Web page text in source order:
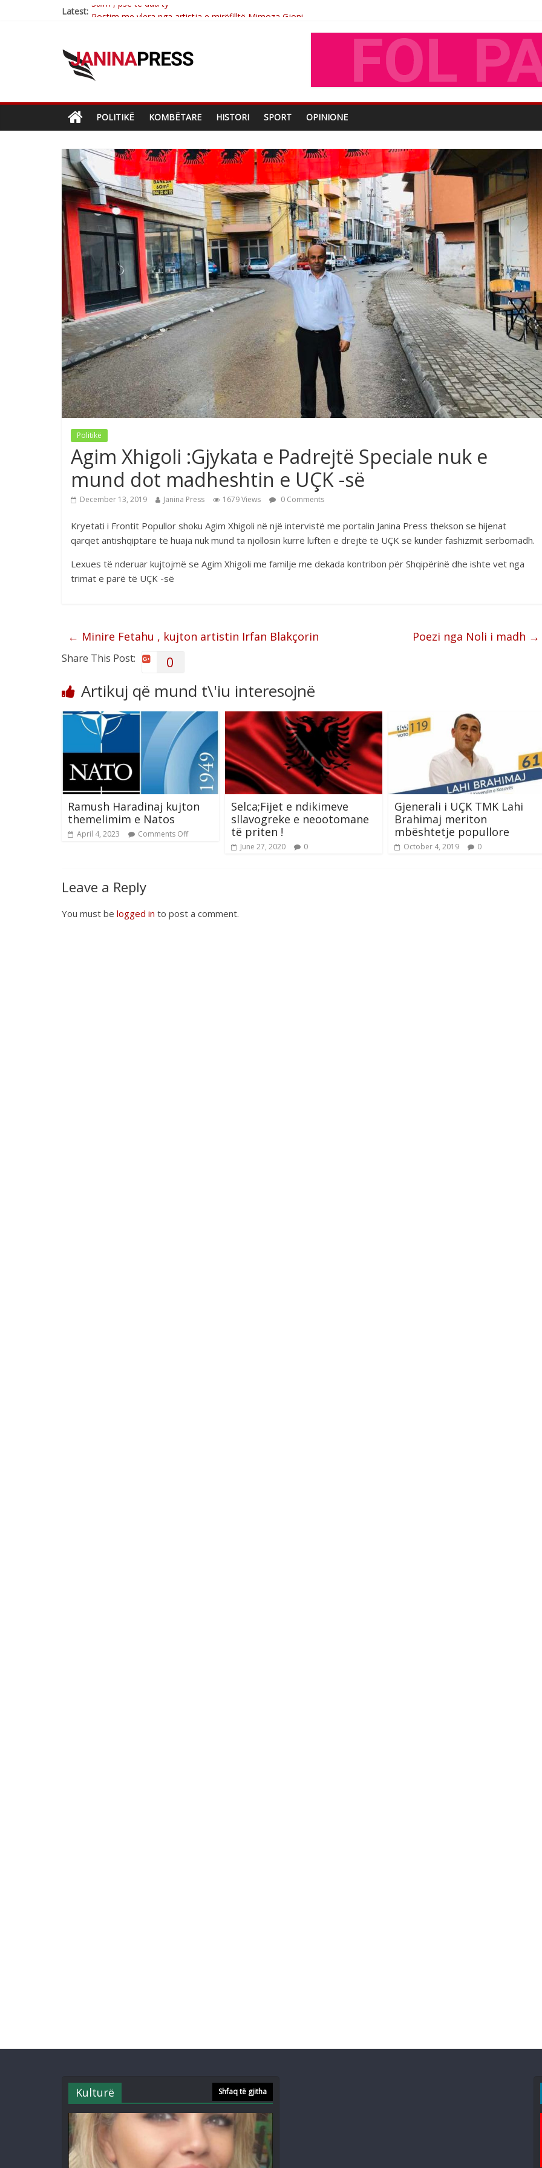
Latest: Postim me vlera nga artistja e mirëfilltë Mimoza Gjoni
Brahim Çekaj njē veprimtar i respektuar i çeshtjës kombëtare
Sulm , pse të dua ty
POLITIKË KOMBËTARE HISTORI SPORT OPINIONE
Politikë
Agim Xhigoli :Gjykata e Padrejtë Speciale nuk e
mund dot madheshtin e UÇK -së
December 13, 2019 Janina Press 1679 Views 0 Comments
Kryetati i Frontit Popullor shoku Agim Xhigoli në një intervistë me portalin Janina Press thekson se hijenat
qarqet antishqiptare të huaja nuk mund ta njollosin kurrë luftën e drejtë të UÇK së kundër fashizmit serbomadh.
Lexues të nderuar kujtojmë se Agim Xhigoli me familje me dekada kontribon për Shqipërinë dhe ishte vet nga
trimat e parë të UÇK -së
← Minire Fetahu , kujton artistin Irfan Blakçorin Poezi nga Noli i madh →
Share This Post: 0
Artikuj që mund t\'iu interesojnë
Ramush Haradinaj kujton
themelimim e Natos
April 4, 2023 Comments Off
Selca;Fijet e ndikimeve
sllavogreke e neootomane
të priten !
June 27, 2020 0
Gjenerali i UÇK TMK Lahi
Brahimaj meriton
mbështetje popullore
October 4, 2019 0
Leave a Reply
You must be logged in to post a comment.
Kulturë Shfaq të gjitha